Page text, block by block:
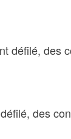
défilé, des
des